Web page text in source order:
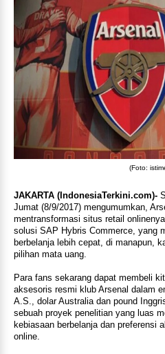
(Foto:
JAKARTA (IndonesiaTerkini.com)-
Jumat (8/9/2017) mengumumkan,
mentransformasi situs retail
solusi SAP Hybris Commerce, yang
berbelanja lebih cepat, di manapun,
pilihan mata uang.
Para fans sekarang dapat membeli
aksesoris resmi klub Arsenal dalam
A.S., dolar Australia dan pound
sebuah proyek penelitian yang luas
kebiasaan berbelanja dan preferensi
online.